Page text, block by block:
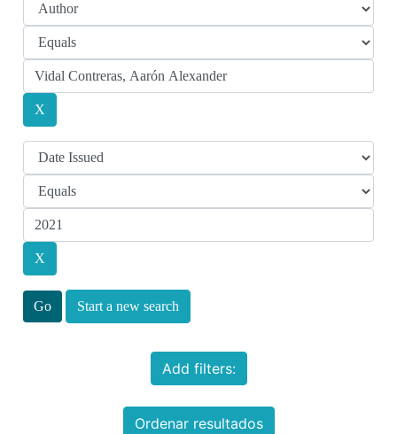
Start a new search
Add filters:
Ordenar resultados